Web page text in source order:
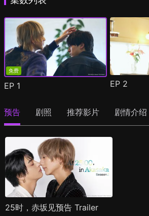
免费
EP 1 EP 2
预告 剧照 推荐影片 剧情介绍
25时，赤坂见预告 Trailer